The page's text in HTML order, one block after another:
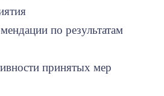
по результатам
принятых мер